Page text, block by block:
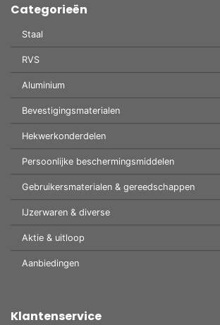
Categorieën
Staal
RVS
Aluminium
Bevestigingsmaterialen
Hekwerkonderdelen
Persoonlijke beschermingsmiddelen
Gebruikersmaterialen & gereedschappen
IJzerwaren & diverse
Aktie & uitloop
Aanbiedingen
Klantenservice